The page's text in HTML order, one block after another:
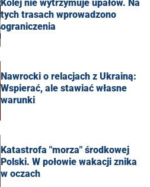
Kolej nie wytrzymuje upałów. Na
tych trasach wprowadzono
ograniczenia
Nawrocki o relacjach z Ukrainą:
Wspierać, ale stawiać własne
warunki
Katastrofa "morza" środkowej
Polski. W połowie wakacji znika
w oczach